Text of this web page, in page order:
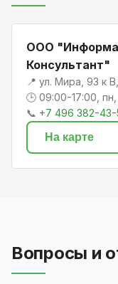
ООО
Консультант"
📍 ул. Мира, 93 к
🕒 09:00-17:00,
📞 +7 496 382-
На карте
Вопросы и